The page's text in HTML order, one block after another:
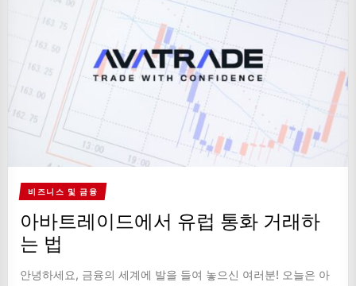
비즈니스 및 금융
아바트레이드에서 유럽 통화 거래하
는 법
안녕하세요, 금융의 세계에 발을 들여 놓으신 여러분! 오늘은 아